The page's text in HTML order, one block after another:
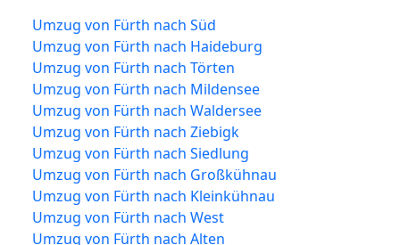
Umzug von Fürth nach Süd
Umzug von Fürth nach Haideburg
Umzug von Fürth nach Törten
Umzug von Fürth nach Mildensee
Umzug von Fürth nach Waldersee
Umzug von Fürth nach Ziebigk
Umzug von Fürth nach Siedlung
Umzug von Fürth nach Großkühnau
Umzug von Fürth nach Kleinkühnau
Umzug von Fürth nach West
Umzug von Fürth nach Alten